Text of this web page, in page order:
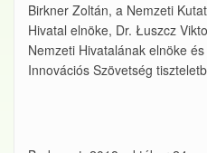
Birkner Zoltán, a Nemzeti
Hivatal elnöke, Dr. Łuszcz
Nemzeti Hivatalának elnöke
Innovációs Szövetség